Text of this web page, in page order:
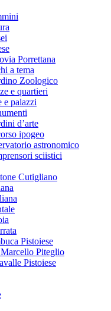
Porrettana
a tema
Zoologico
e quartieri
e palazzi
d’arte
ipogeo
astronomico
sciistici
Cutigliano
Pistoiese
Marcello Piteglio
Pistoiese